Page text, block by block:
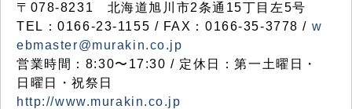
〒078-8231 北海道旭川市2条通15丁目左5号
TEL：0166-23-1155 / FAX：0166-35-3778 / w
ebmaster@murakin.co.jp
営業時間：8:30〜17:30 / 定休日：第一土曜日・
日曜日・祝祭日
http://www.murakin.co.jp